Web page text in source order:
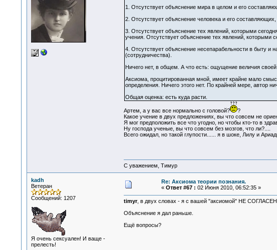
1. Отсутствует объяснение мира в целом и его
2. Отсутствует объяснение человека и его
3. Отсутствует объяснение тех явлений, которыми
учения. Отсутствует объяснение тех явлений, которыми
4. Отсутствует объяснение несепарабельности в быту
(сотрудничества).
Ничего нет, в общем. А что есть: ощущение величия
Аксиома, процитированная мной, имеет крайне мало
определения. Ничего этого нет. По крайней мере, автор
Общая оценка: есть куда расти.
Артем, а у вас все нормально с головой?
?
Какое учение в двух предложениях, вы что совсем не
Я мог предположить все что угодно, но чтобы кто-то в
Ну господа ученые, вы что совсем без мозгов, что ли?....
Всего ожидал, но такой глупости...... я в шоке, Лилу и
С уважением, Тимур
kadh
Ветеран
Сообщений: 1207
Я очень сексуален! И ваще -
прелесть!
Re: Аксиома теории познания.
« Ответ #67 : 02 Июня 2010, 06:52:35 »
timyr, в двух словах - я с вашей "аксиомой" НЕ СОГЛАСЕН.
Объяснение я дал раньше.
Ещё вопросы?